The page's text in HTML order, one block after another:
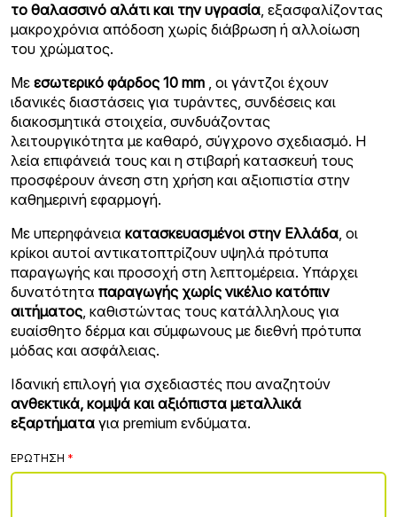
το θαλασσινό αλάτι και την υγρασία, εξασφαλίζοντας
μακροχρόνια απόδοση χωρίς διάβρωση ή αλλοίωση
του χρώματος.
Με εσωτερικό φάρδος 10 mm , οι γάντζοι έχουν
ιδανικές διαστάσεις για τυράντες, συνδέσεις και
διακοσμητικά στοιχεία, συνδυάζοντας
λειτουργικότητα με καθαρό, σύγχρονο σχεδιασμό. Η
λεία επιφάνειά τους και η στιβαρή κατασκευή τους
προσφέρουν άνεση στη χρήση και αξιοπιστία στην
καθημερινή εφαρμογή.
Με υπερηφάνεια κατασκευασμένοι στην Ελλάδα, οι
κρίκοι αυτοί αντικατοπτρίζουν υψηλά πρότυπα
παραγωγής και προσοχή στη λεπτομέρεια. Υπάρχει
δυνατότητα παραγωγής χωρίς νικέλιο κατόπιν
αιτήματος, καθιστώντας τους κατάλληλους για
ευαίσθητο δέρμα και σύμφωνους με διεθνή πρότυπα
μόδας και ασφάλειας.
Ιδανική επιλογή για σχεδιαστές που αναζητούν
ανθεκτικά, κομψά και αξιόπιστα μεταλλικά
εξαρτήματα για premium ενδύματα.
ΕΡΏΤΗΣΗ